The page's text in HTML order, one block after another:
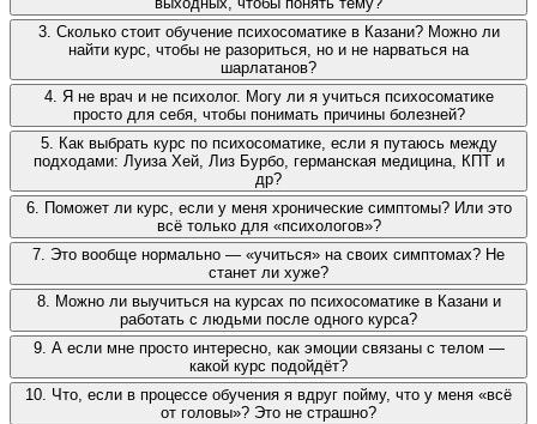
3. Сколько стоит обучение психосоматике в Казани? Можно ли
найти курс, чтобы не разориться, но и не нарваться на
шарлатанов?
4. Я не врач и не психолог. Могу ли я учиться психосоматике
просто для себя, чтобы понимать причины болезней?
5. Как выбрать курс по психосоматике, если я путаюсь между
подходами: Луиза Хей, Лиз Бурбо, германская медицина, КПТ и
др?
6. Поможет ли курс, если у меня хронические симптомы? Или это
всё только для «психологов»?
7. Это вообще нормально — «учиться» на своих симптомах? Не
станет ли хуже?
8. Можно ли выучиться на курсах по психосоматике в Казани и
работать с людьми после одного курса?
9. А если мне просто интересно, как эмоции связаны с телом —
какой курс подойдёт?
10. Что, если в процессе обучения я вдруг пойму, что у меня «всё
от головы»? Это не страшно?